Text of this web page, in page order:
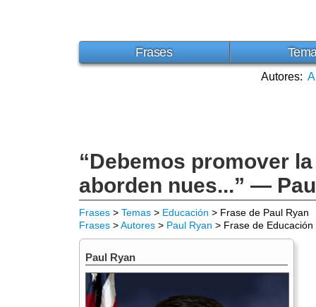
Frases
Autores: A
“Debemos promover
aborden nues...” —
Frases > Temas > Educación > Frase de Paul Ryan
Frases >Autores > Paul Ryan > Frase de Educación
Paul Ryan